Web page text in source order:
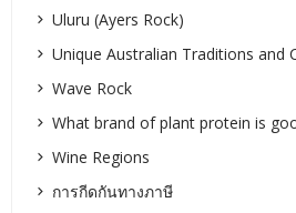
Uluru (Ayers Rock)
Unique Australian Traditions and
Wave Rock
What brand of plant protein is
Wine Regions
การกีดกันทางภาษี